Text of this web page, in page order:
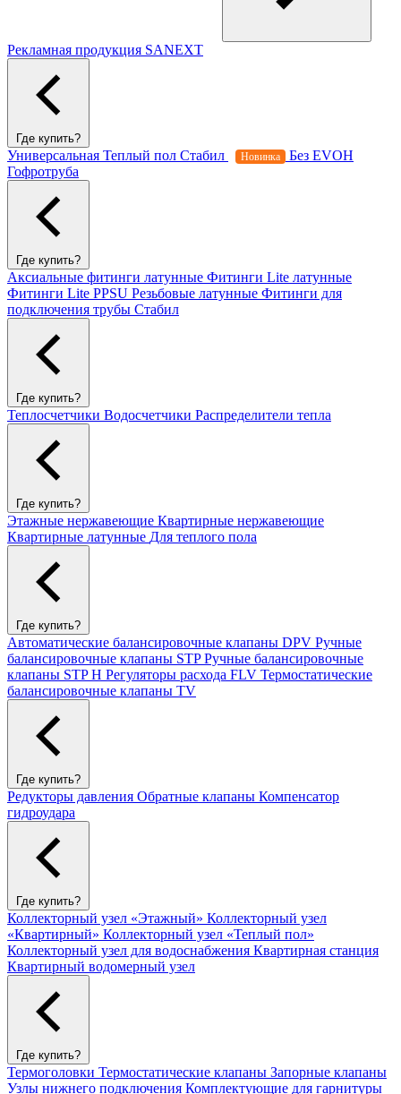
Рекламная продукция SANEXT
Где купить?
Универсальная Теплый пол Стабил Новинка
Без EVOH
Гофротруба
Где купить?
Аксиальные фитинги латунные Фитинги Lite латунные
Фитинги Lite PPSU Резьбовые латунные Фитинги для
подключения трубы Стабил
Где купить?
Теплосчетчики Водосчетчики Распределители тепла
Где купить?
Этажные нержавеющие Квартирные нержавеющие
Квартирные латунные Для теплого пола
Где купить?
Автоматические балансировочные клапаны DPV Ручные
балансировочные клапаны STPРучные балансировочные
клапаны STP H Регуляторы расхода FLV Термостатические
балансировочные клапаны TV
Где купить?
Редукторы давления Обратные клапаны Компенсатор
гидроудара
Где купить?
Коллекторный узел «Этажный» Коллекторный узел
«Квартирный» Коллекторный узел «Теплый пол»
Коллекторный узел для водоснабжения Квартирная станция
Квартирный водомерный узел
Где купить?
Термоголовки Термостатические клапаны Запорные клапаны
Узлы нижнего подключения Комплектующие для гарнитуры